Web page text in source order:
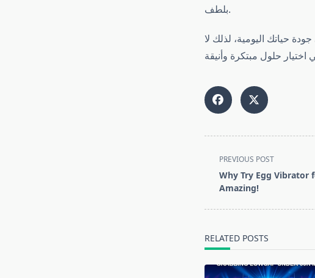
بلطف.
حياتك اليومية، لذلك لا
<span
class="nav-
subtitle
PREVIOUS POST
Why Try Egg Vibrator
Amazing!
RELATED POSTS